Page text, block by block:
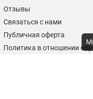
Отзывы
Связаться с нами
Публичная оферта
Политика в отношении